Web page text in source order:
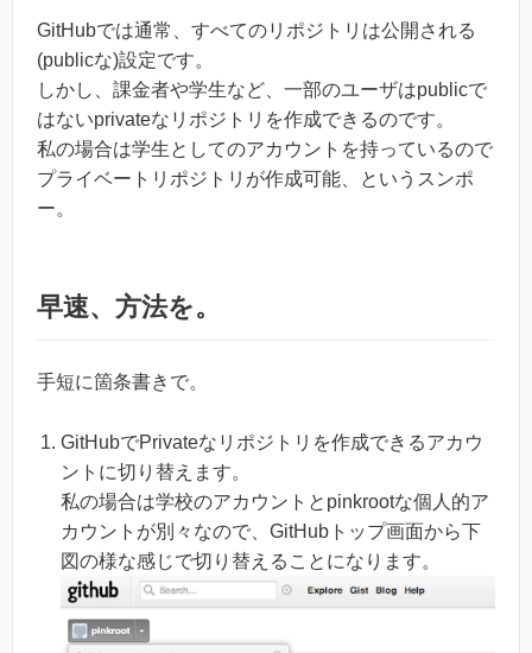
GitHubでは通常、すべてのリポジトリは公開される
(publicな)設定です。
しかし、課金者や学生など、一部のユーザはpublicで
はないprivateなリポジトリを作成できるのです。
私の場合は学生としてのアカウントを持っているので
プライベートリポジトリが作成可能、というスンポ
ー。
早速、方法を。
手短に箇条書きで。
GitHubでPrivateなリポジトリを作成できるアカウ
ントに切り替えます。
私の場合は学校のアカウントとpinkrootな個人的ア
カウントが別々なので、GitHubトップ画面から下
図の様な感じで切り替えることになります。